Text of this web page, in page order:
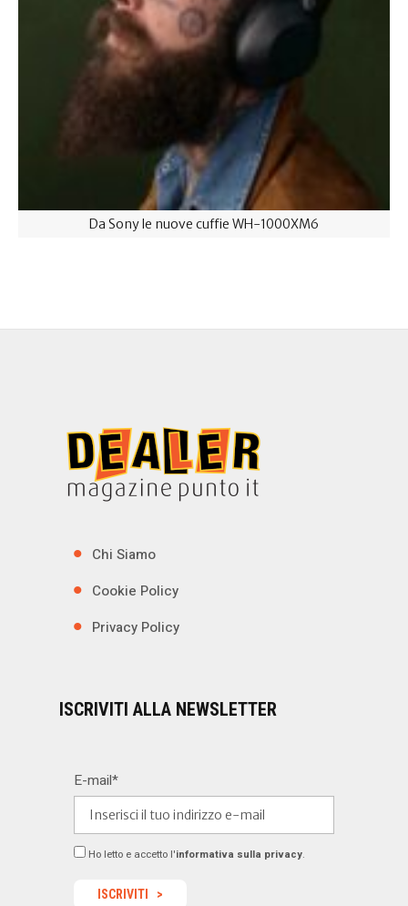
Da Sony le nuove cuffie WH-1000XM6
Chi Siamo
Cookie Policy
Privacy Policy
ISCRIVITI ALLA NEWSLETTER
E-mail*
Ho letto e accetto l'informativa sulla privacy.